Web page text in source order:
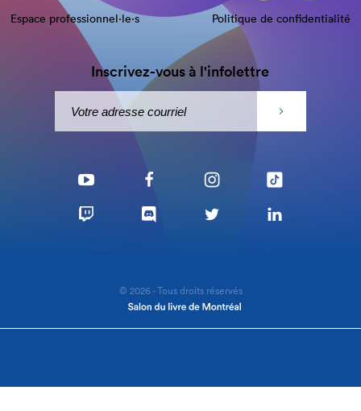
Espace professionnel·le⋅s
Politique de confidentialité
Inscrivez-vous à l'infolettre
© 2026 - Tous droits réservés